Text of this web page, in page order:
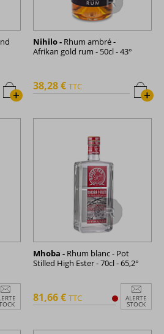
+
Nihilo - Rhum ambré -
Afrikan gold rum - 50cl - 43°
+
38,28 € TTC
Mhoba - Rhum blanc - Pot
Stilled High Ester - 70cl - 65,2°
ALERTE
STOCK
81,66 € TTC